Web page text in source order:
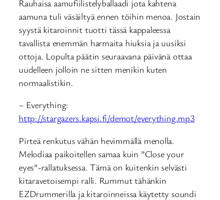
Rauhaisa aamufiilistelyballaadi jota kahtena
aamuna tuli väsäiltyä ennen töihin menoa. Jostain
syystä kitaroinnit tuotti tässä kappaleessa
tavallista enemmän harmaita hiuksia ja uusiksi
ottoja. Lopulta päätin seuraavana päivänä ottaa
uudelleen jolloin ne sitten menikin kuten
normaalistikin.
– Everything:
http://stargazers.kapsi.fi/demot/everything.mp3
Pirteä renkutus vähän hevimmällä menolla.
Melodiaa paikoitellen samaa kuin ”Close your
eyes”-rallatuksessa. Tämä on kuitenkin selvästi
kitaravetoisempi ralli. Rummut tähänkin
EZDrummerilla ja kitaroinneissa käytetty soundi